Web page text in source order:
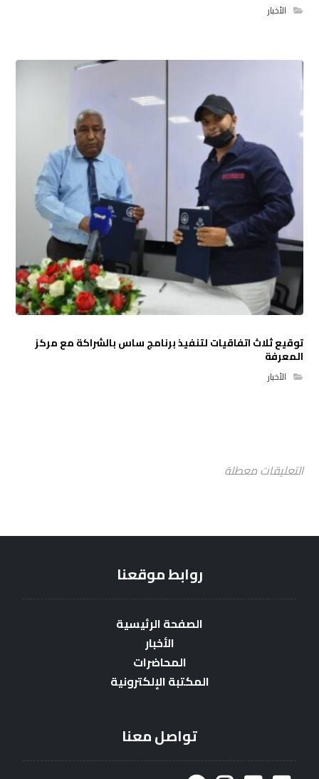
الأخبار
توقيع ثلاث اتفاقيات لتنفيذ برنامج ساس بالشراكة مع مركز
المعرفة
الأخبار
التعليقات معطلة
روابط موقعنا
الصفحة الرئيسية
الأخبار
المحاضرات
المكتبة الإلكترونية
تواصل معنا